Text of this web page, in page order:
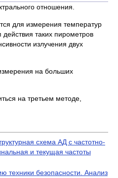
отношения.
для измерения температур
таких пирометров
излучения двух
на больших
на третьем методе,
схема АД с частотно-
и текущая частоты
техники безопасности. Анализ